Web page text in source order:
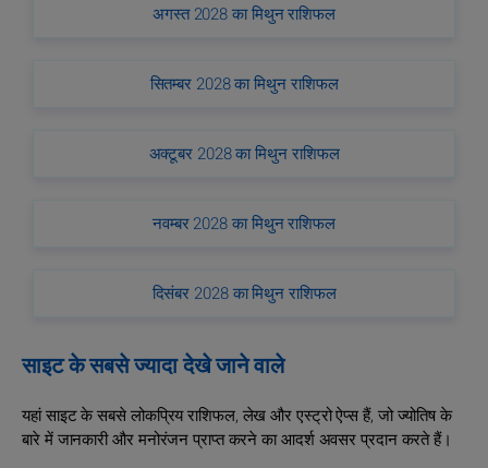
अगस्त 2028 का मिथुन राशिफल
सितम्बर 2028 का मिथुन राशिफल
अक्टूबर 2028 का मिथुन राशिफल
नवम्बर 2028 का मिथुन राशिफल
दिसंबर 2028 का मिथुन राशिफल
साइट के सबसे ज्यादा देखे जाने वाले
यहां साइट के सबसे लोकप्रिय राशिफल, लेख और एस्ट्रो ऐप्स हैं, जो ज्योतिष के
बारे में जानकारी और मनोरंजन प्राप्त करने का आदर्श अवसर प्रदान करते हैं।